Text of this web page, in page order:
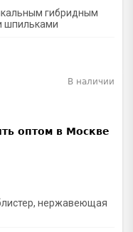
гибридным
шпильками
нержавеющая
В наличии